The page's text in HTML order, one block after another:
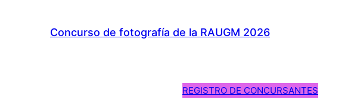
Concurso de fotografía de la RAUGM 2026
REGISTRO DE CONCURSANTES